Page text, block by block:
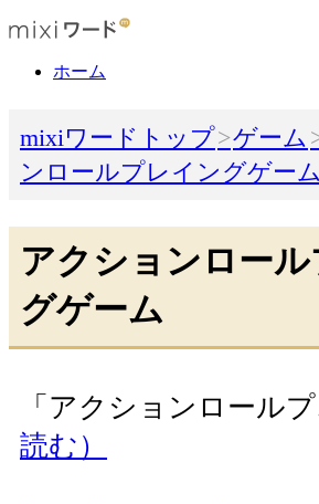
ホーム
mixiワードトップ ゲーム
ンロールプレイングゲーム
アクションロー
グゲーム
「アクションロール
読む）